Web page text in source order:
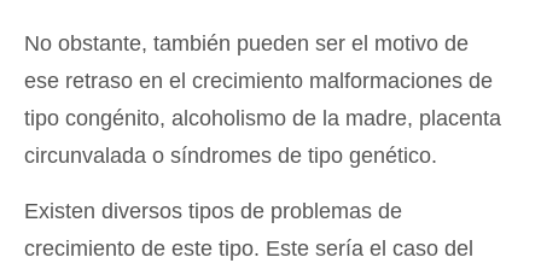
No obstante, también pueden ser el motivo de
ese retraso en el crecimiento malformaciones de
tipo congénito, alcoholismo de la madre, placenta
circunvalada o síndromes de tipo genético.
Existen diversos tipos de problemas de
crecimiento de este tipo. Este sería el caso del